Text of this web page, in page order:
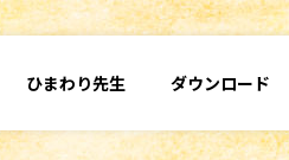
ひまわり先生 ダウンロード